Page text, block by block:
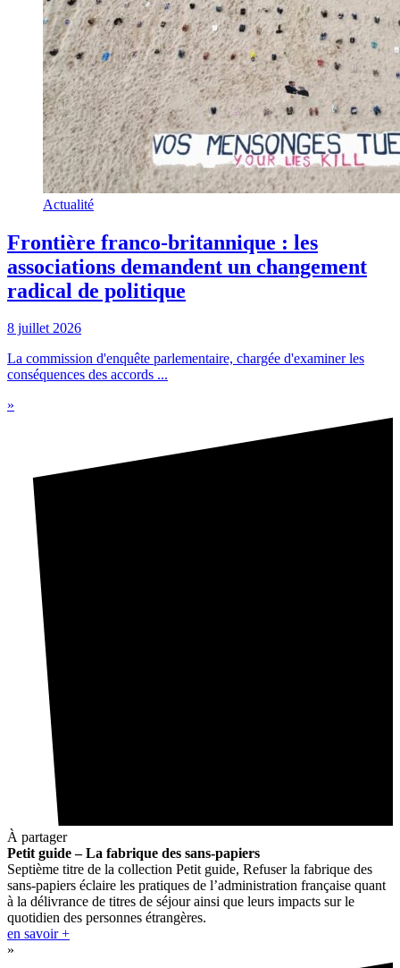
Actualité
Frontière franco-britannique : les
associations demandent un changement
radical de politique
8 juillet 2026
La commission d'enquête parlementaire, chargée d'examiner les
conséquences des accords ...
»
À partager
Petit guide – La fabrique des sans-papiers
Septième titre de la collection Petit guide, Refuser la fabrique des
sans-papiers éclaire les pratiques de l’administration française quant
à la délivrance de titres de séjour ainsi que leurs impacts sur le
quotidien des personnes étrangères.
en savoir +
»